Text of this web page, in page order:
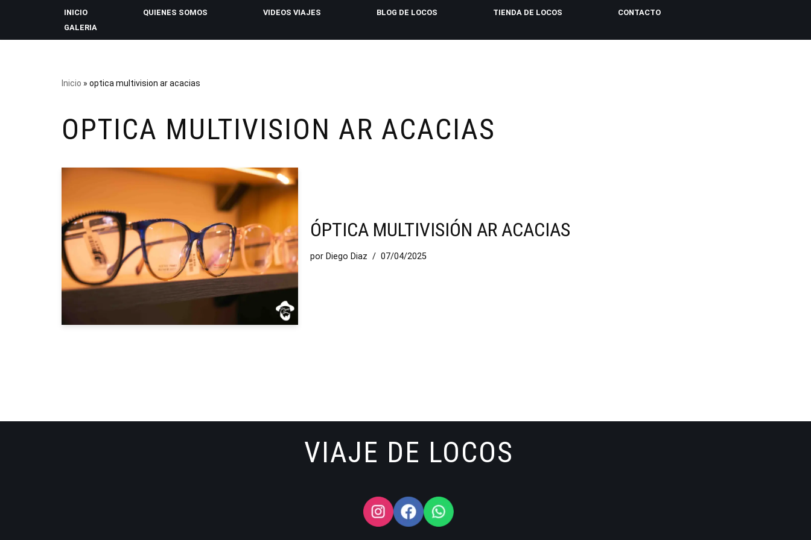
INICIO QUIENES SOMOS VIDEOS VIAJES BLOG DE LOCOS TIENDA DE LOCOS
CONTACTO
GALERIA
Inicio » optica multivision ar acacias
OPTICA MULTIVISION AR ACACIAS
ÓPTICA MULTIVISIÓN AR ACACIAS
por Diego Diaz 07/04/2025
VIAJE DE LOCOS